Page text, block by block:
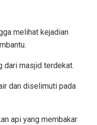
melihat kejadian
dari masjid terdekat.
dan diselimuti pada
api yang membakar